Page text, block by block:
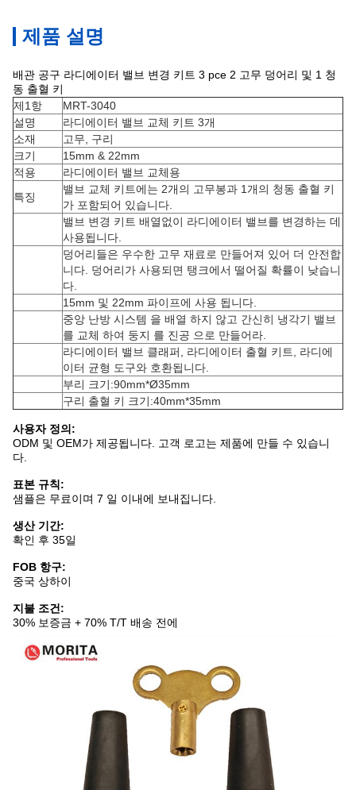
제품 설명
배관 공구 라디에이터 밸브 변경 키트 3 pce 2 고무 덩어리 및 1 청
동 출혈 키
제1항
MRT-3040
설명
라디에이터 밸브 교체 키트 3개
소재
고무, 구리
크기
15mm & 22mm
적용
라디에이터 밸브 교체용
특징
밸브 교체 키트에는 2개의 고무봉과 1개의 청동 출혈 키
가 포함되어 있습니다.
밸브 변경 키트 배열없이 라디에이터 밸브를 변경하는 데
사용됩니다.
덩어리들은 우수한 고무 재료로 만들어져 있어 더 안전합
니다. 덩어리가 사용되면 탱크에서 떨어질 확률이 낮습니
다.
15mm 및 22mm 파이프에 사용 됩니다.
중앙 난방 시스템 을 배열 하지 않고 간신히 냉각기 밸브
를 교체 하여 둥지 를 진공 으로 만들어라.
라디에이터 밸브 클래퍼, 라디에이터 출혈 키트, 라디에
이터 균형 도구와 호환됩니다.
부리 크기:90mm*Ø35mm
구리 출혈 키 크기:40mm*35mm
사용자 정의:
ODM 및 OEM가 제공됩니다. 고객 로고는 제품에 만들 수 있습니
다.
표본 규칙:
샘플은 무료이며 7 일 이내에 보내집니다.
생산 기간:
확인 후 35일
FOB 항구:
중국 상하이
지불 조건:
30% 보증금 + 70% T/T 배송 전에